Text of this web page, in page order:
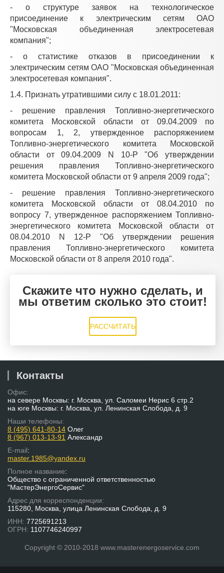
- о структуре заявок на технологическое
присоединение к электрическим сетям ОАО
"Московская объединенная электросетевая
компания";
- о статистике отказов в присоединении к
электрическим сетям ОАО "Московская объединенная
электросетевая компания".
1.4. Признать утратившими силу с 18.01.2011:
- решение правления Топливно-энергетического
комитета Московской области от 09.04.2009 по
вопросам 1, 2, утвержденное распоряжением
Топливно-энергетического комитета Московской
области от 09.04.2009 N 10-Р "Об утверждении
решения правления Топливно-энергетического
комитета Московской области от 9 апреля 2009 года";
- решение правления Топливно-энергетического
комитета Московской области от 08.04.2010 по
вопросу 7, утвержденное распоряжением Топливно-
энергетического комитета Московской области от
08.04.2010 N 12-Р "Об утверждении решения
правления Топливно-энергетического комитета
Московской области от 8 апреля 2010 года".
Скажите что нужно сделать, и
мы ответим сколько это стоит!
РАССЧИТАТЬ
Контакты
Офис:
на севере Москвы: г. Москва, ул. Саломеи Нерис 6 стр.2
на юге Москвы: г. Москва, ул. Ленинская Слобода, д. 9
Наши телефоны:
8 (495) 641-80-14 Олег
8 (967) 013-13-91 Александр
E-mail:
master.1985@yandex.ru
Полное название:
Общество с ограниченной ответственностью
"МастерЭнергоСервис"
Адрес для корреспонденции:
115280, Москва, улица Ленинская Слобода, д. 9
ИНН: 7725691213
ОГРН: 1107746240997
Copyright © 2010-2018 www.masterenergoservice.com